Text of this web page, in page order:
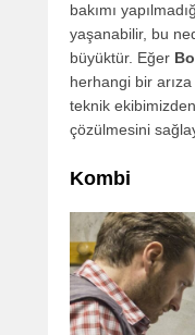
bakımı
yaşanabilir, bu
büyüktür. Eğer
herhangi bir
teknik
çözülmesini
Kombi